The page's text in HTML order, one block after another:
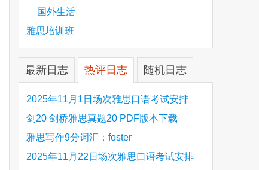
国外生活
雅思培训班
最新日志 热评日志 随机日志
2025年11月1日场次雅思口语考试安排
剑20 剑桥雅思真题20 PDF版本下载
雅思写作9分词汇：foster
2025年11月22日场次雅思口语考试安排